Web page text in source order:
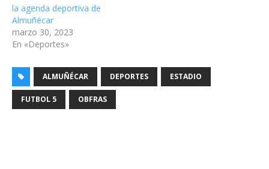
la agenda deportiva de
Almuñécar
marzo 30, 2023
En «Deportes»
ALMUÑÉCAR DEPORTES ESTADIO
FUTBOL 5 OBFRAS